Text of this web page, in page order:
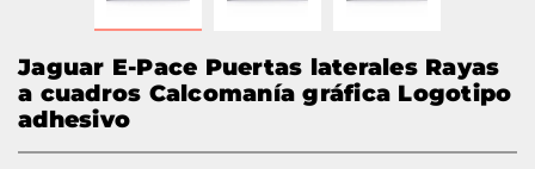
Jaguar E-Pace Puertas laterales Rayas
a cuadros Calcomanía gráfica Logotipo
adhesivo